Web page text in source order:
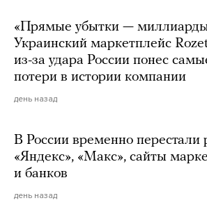
«Прямые убытки — миллиарды
Украинский маркетплейс
из-за удара России понес
потери в истории компании
день назад
В России временно перестали
«Яндекс», «Макс», сайты
и банков
день назад